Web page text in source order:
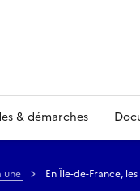
& démarches
une En Île-de-France,